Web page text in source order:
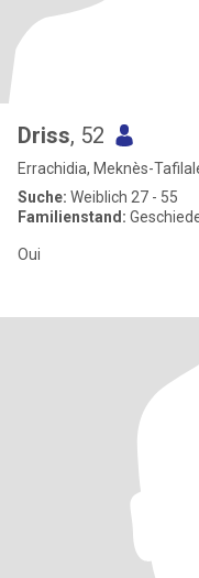
Driss, 52
Errachidia, Meknès-
Suche: Weiblich 27 - 55
Familienstand:
Oui